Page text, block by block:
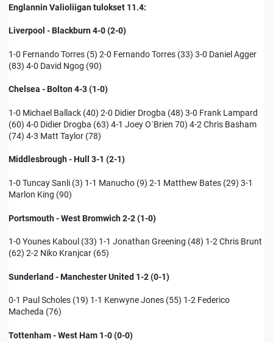
Englannin Valioliigan tulokset 11.4:
Liverpool - Blackburn 4-0 (2-0)
1-0 Fernando Torres (5) 2-0 Fernando Torres (33) 3-0 Daniel Agger
(83) 4-0 David Ngog (90)
Chelsea - Bolton 4-3 (1-0)
1-0 Michael Ballack (40) 2-0 Didier Drogba (48) 3-0 Frank Lampard
(60) 4-0 Didier Drogba (63) 4-1 Joey O´Brien 70) 4-2 Chris Basham
(74) 4-3 Matt Taylor (78)
Middlesbrough - Hull 3-1 (2-1)
1-0 Tuncay Sanli (3) 1-1 Manucho (9) 2-1 Matthew Bates (29) 3-1
Marlon King (90)
Portsmouth - West Bromwich 2-2 (1-0)
1-0 Younes Kaboul (33) 1-1 Jonathan Greening (48) 1-2 Chris Brunt
(62) 2-2 Niko Kranjcar (65)
Sunderland - Manchester United 1-2 (0-1)
0-1 Paul Scholes (19) 1-1 Kenwyne Jones (55) 1-2 Federico
Macheda (76)
Tottenham - West Ham 1-0 (0-0)